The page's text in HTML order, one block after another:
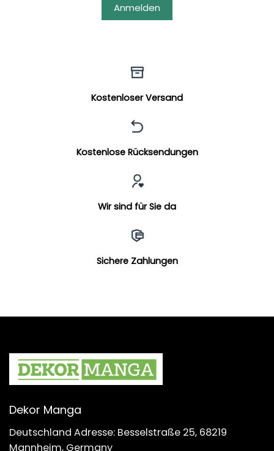
Anmelden
Kostenloser Versand
Kostenlose Rücksendungen
Wir sind für Sie da
Sichere Zahlungen
Dekor Manga
Deutschland Adresse: Besselstraße 25, 68219
Mannheim, Germany